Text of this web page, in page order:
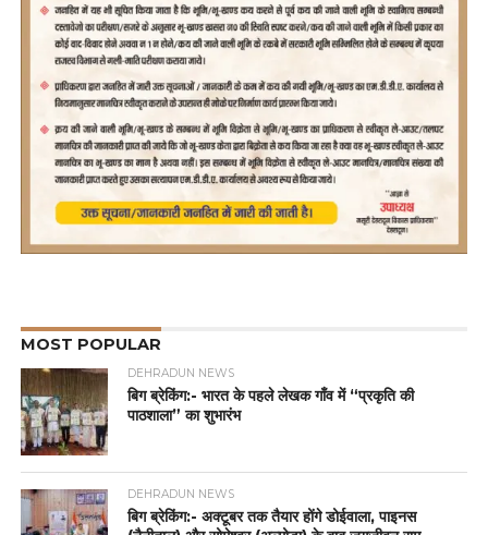
MOST POPULAR
DEHRADUN NEWS
बिग ब्रेकिंग:- भारत के पहले लेखक गाँव में “प्रकृति की
पाठशाला” का शुभारंभ
DEHRADUN NEWS
बिग ब्रेकिंग:- अक्टूबर तक तैयार होंगे डोईवाला, पाइनस